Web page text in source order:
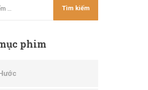
phim